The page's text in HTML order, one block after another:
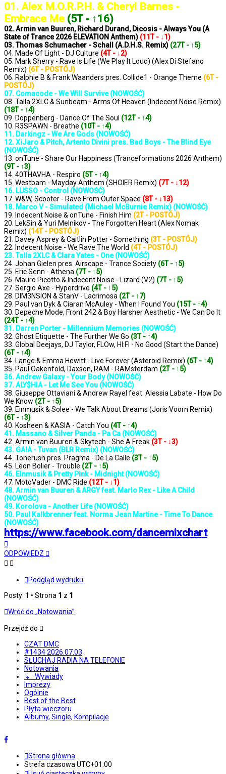
01. Alex M.O.R.P.H. & Cheryl Barnes -
Embrace Me (5T - ↑16)
02. Armin van Buuren, Richard Durand, Dicosis - Always You (A
State of Trance 2026 ELEVATION Anthem) (11T - ↓1)
03. Thomas Schumacher - Schall (A.D.H.S. Remix) (27T - ↑5)
04. Made Of Light - DJ Culture (4T - ↓2)
05. Mark Sherry - Rave Is Life (We Play It Loud) (Alex Di Stefano
Remix) (6T - POSTÓJ)
06. Ralphie B & Frank Waanders pres. Collide1 - Orange Theme (6T -
POSTÓJ)
07. Comacode - We Will Survive (NOWOŚĆ)
08. Talla 2XLC & Sunbeam - Arms Of Heaven (Indecent Noise Remix)
(18T - ↑4)
09. Doppenberg - Dance Of The Soul (12T - ↑4)
10. R3SPAWN - Breathe (10T - ↑4)
11. Darkingz - We Are Gods (NOWOŚĆ)
12. XiJaro & Pitch, Artento Divini pres. Bad Boys - The Blind Eye
(NOWOŚĆ)
13. onTune - Share Our Happiness (Tranceformations 2026 Anthem)
(9T - ↑3)
14. 40THAVHA - Respiro (5T - ↑4)
15. Westbam - Mayday Anthem (SHOIER Remix) (7T - ↓12)
16. LUSSO - Control (NOWOŚĆ)
17. W&W, Scooter - Rave From Outer Space (8T - ↓13)
18. Marco V - Simulated (Michael McBurnie Remix) (NOWOŚĆ)
19. Indecent Noise & onTune - Finish Him (2T - POSTÓJ)
20. LekSin & Yuri Melnikov - The Forgotten Heart (Alex Nomak
Remix) (14T - POSTÓJ)
21. Davey Asprey & Caitlin Potter - Something (3T - POSTÓJ)
22. Indecent Noise - We Rave The World (4T - POSTÓJ)
23. Talla 2XLC & Clara Yates - One (NOWOŚĆ)
24. Johan Gielen pres. Airscape - Trance Society (6T - ↑5)
25. Eric Senn - Athena (7T - ↑5)
26. Mauro Picotto & Indecent Noise - Lizard (V2) (7T - ↑5)
27. Sergio Axe - Hyperdrive (4T - ↑5)
28. DIM3NSION & StanV - Lacrimosa (2T - ↑7)
29. Paul van Dyk & Ciaran McAuley - When I Found You (15T - ↑4)
30. Depeche Mode, Front 242 & Boy Harsher Aesthetic - We Can Do It
(24T - ↑4)
31. Darren Porter - Millennium Memories (NOWOŚĆ)
32. Ghost Etiquette - The Further We Go (3T - ↑4)
33. Global Deejays, DJ Taylor, FLOw, HI:FI - No Good (Start the Dance)
(6T - ↑4)
34. Lange & Emma Hewitt - Live Forever (Asteroid Remix) (6T - ↑4)
35. Paul Oakenfold, Daxson, RAM - RAMsterdam (2T - ↑5)
36. Andrew Galaxy - Your Body (NOWOŚĆ)
37. ALY$HIA - Let Me See You (NOWOŚĆ)
38. Giuseppe Ottaviani & Andrew Rayel feat. Alessia Labate - How Do
We Know (2T - ↑5)
39. Einmusik & Solee - We Talk About Dreams (Joris Voorn Remix)
(6T - ↑3)
40. Kosheen & KASIA - Catch You (4T - ↑4)
41. Massano & Silver Panda - Pa Ca (NOWOŚĆ)
42. Armin van Buuren & Skytech - She A Freak (3T - ↓3)
43. GAIA - Tuvan (BLR Remix) (NOWOŚĆ)
44. Tonerush pres. Pragma - De La Calle (3T - ↑5)
45. Leon Bolier - Trouble (2T - ↑5)
46. EInmusik & Pretty Pink - Midnight (NOWOŚĆ)
47. MotoVader - DMC Ride (12T - ↓1)
48. Armin van Buuren & ARGY feat. Marlo Rex - Like A Child
(NOWOŚĆ)
49. Korolova - Another Life (NOWOŚĆ)
50. Paul Kalkbrenner feat. Norma Jean Martine - Time To Dance
(NOWOŚĆ)
https://www.facebook.com/dancemixchart
górę
ODPOWIEDZ
Podgląd wydruku
Posty: 1 • Strona 1 z 1
Wróć do „Notowania”
Przejdź do
CZAT DMC
#1434 2026.07.03
SŁUCHAJ RADIA NA TELEFONIE
Notowania
↳ Wywiady
Imprezy
Ogólnie
Best of the Best
Płyta wieczoru
Albumy, Single, Kompilacje
Strona główna
Strefa czasowaUTC+01:00